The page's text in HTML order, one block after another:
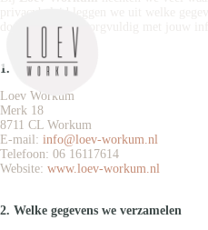
doen en hoe we zorgvuldig met jouw
1. Wie wij zijn
Loev Workum
Merk 18
8711 CL Workum
E-mail: info@loev-workum.nl
Telefoon: 06 16117614
Website: www.loev-workum.nl
2. Welke gegevens we verzamelen